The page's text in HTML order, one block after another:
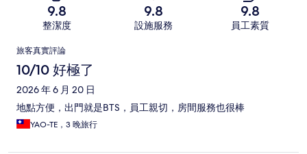
9.8
整潔度
9.8
設施服務
9.8
員工素質
評
論
旅客真實評論
10/10 好極了
2026 年 6 月 20 日
地點方便，出門就是BTS，員工親切，房間服務也很棒
YAO-TE，3 晚旅行